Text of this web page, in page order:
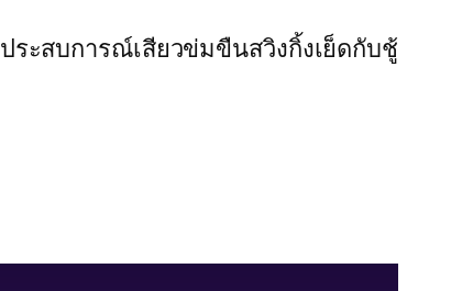
ประสบการณ์เสียวข่มขืนสวิงกิ้งเย็ดกับชู้